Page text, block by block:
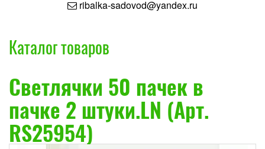
ribalka-sadovod@yandex.ru
Каталог товаров
Светлячки 50 пачек в
пачке 2 штуки.LN (Арт.
RS25954)